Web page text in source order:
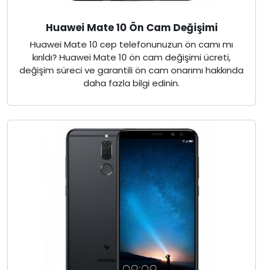
Huawei Mate 10 Ön Cam Değişimi
Huawei Mate 10 cep telefonunuzun ön camı mı
kırıldı? Huawei Mate 10 ön cam değişimi ücreti,
değişim süreci ve garantili ön cam onarımı hakkında
daha fazla bilgi edinin.